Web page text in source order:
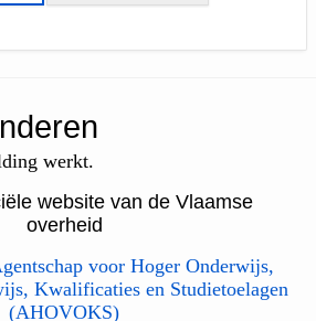
werkt.
website van de Vlaamse
overheid
voor Hoger Onderwijs,
Kwalificaties en Studietoelagen
(AHOVOKS)